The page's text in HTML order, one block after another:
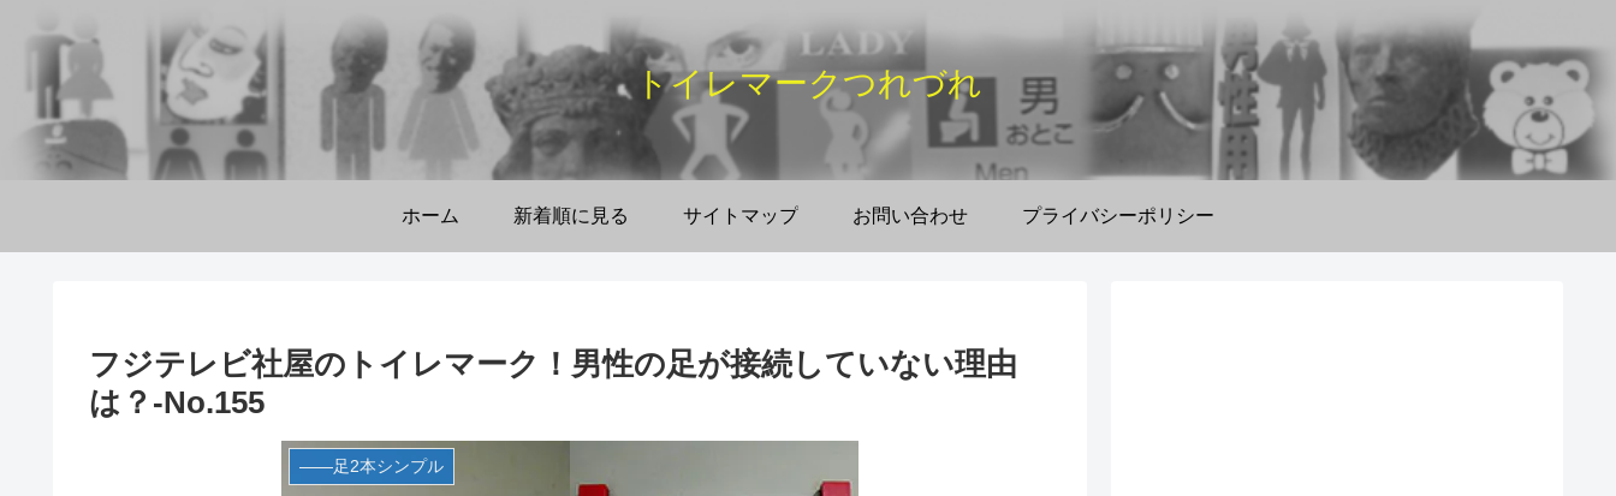
トイレマークつれづれ
ホーム 新着順に見る サイトマップ お問い合わせ プライバシーポリシー
フジテレビ社屋のトイレマーク！男性の足が接続していない理由
は？-No.155
――足2本シンプル